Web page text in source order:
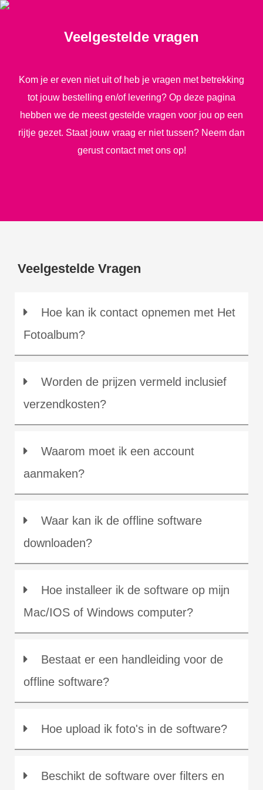
Veelgestelde vragen
Kom je er even niet uit of heb je vragen met betrekking
tot jouw bestelling en/of levering? Op deze pagina
hebben we de meest gestelde vragen voor jou op een
rijtje gezet. Staat jouw vraag er niet tussen? Neem dan
gerust contact met ons op!
Veelgestelde Vragen
Hoe kan ik contact opnemen met Het
Fotoalbum?
Worden de prijzen vermeld inclusief
verzendkosten?
Waarom moet ik een account
aanmaken?
Waar kan ik de offline software
downloaden?
Hoe installeer ik de software op mijn
Mac/IOS of Windows computer?
Bestaat er een handleiding voor de
offline software?
Hoe upload ik foto's in de software?
Beschikt de software over filters en